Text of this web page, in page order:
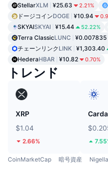
StellarXLM ¥25.63 2.21%
ドージコインDOGE ¥10.94
SKYAISKYAI ¥15.44 52.22%
Terra ClassicLUNC ¥0.007835
チェーンリンク LINK ¥1,303.40
HederaHBAR ¥10.82 0.70%
トレンド
XRP
$1.04
2.66%
CoinMarketCap 暗号資産